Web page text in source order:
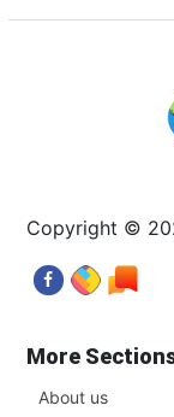
Copyright ©
More
About us